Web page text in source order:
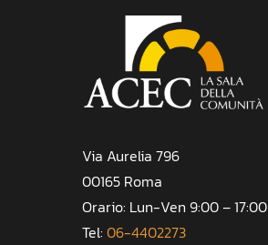
Via Aurelia 796
00165 Roma
Orario: Lun-Ven 9:00 – 17:00
Tel: 06-4402273